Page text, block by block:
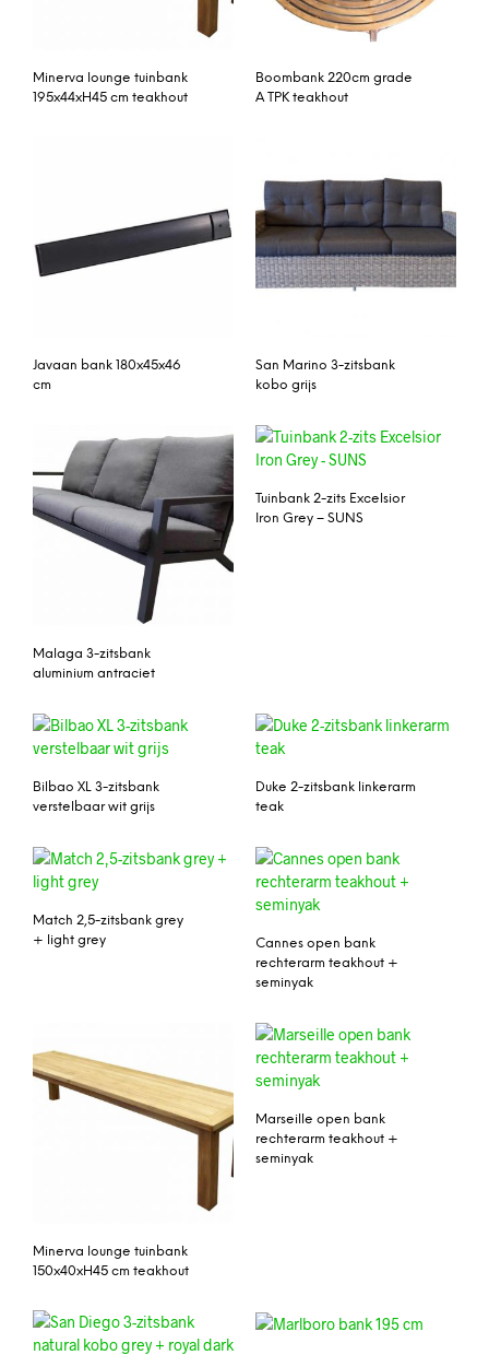
Minerva lounge tuinbank
195x44xH45 cm teakhout
Boombank 220cm grade
A TPK teakhout
Javaan bank 180x45x46
cm
San Marino 3-zitsbank
kobo grijs
Malaga 3-zitsbank
aluminium antraciet
Tuinbank 2-zits Excelsior
Iron Grey – SUNS
Bilbao XL 3-zitsbank
verstelbaar wit grijs
Duke 2-zitsbank linkerarm
teak
Match 2,5-zitsbank grey
+ light grey
Cannes open bank
rechterarm teakhout +
seminyak
Minerva lounge tuinbank
150x40xH45 cm teakhout
Marseille open bank
rechterarm teakhout +
seminyak